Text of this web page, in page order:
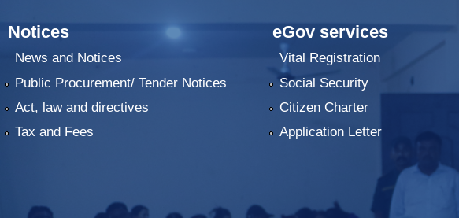
Notices
News and Notices
Public Procurement/ Tender Notices
Act, law and directives
Tax and Fees
eGov services
Vital Registration
Social Security
Citizen Charter
Application Letter